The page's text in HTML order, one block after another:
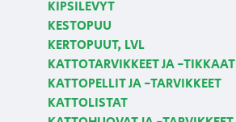
KIPSILEVYT
KESTOPUU
KERTOPUUT, LVL
KATTOTARVIKKEET JA -TIKKAAT
KATTOPELLIT JA -TARVIKKEET
KATTOLISTAT